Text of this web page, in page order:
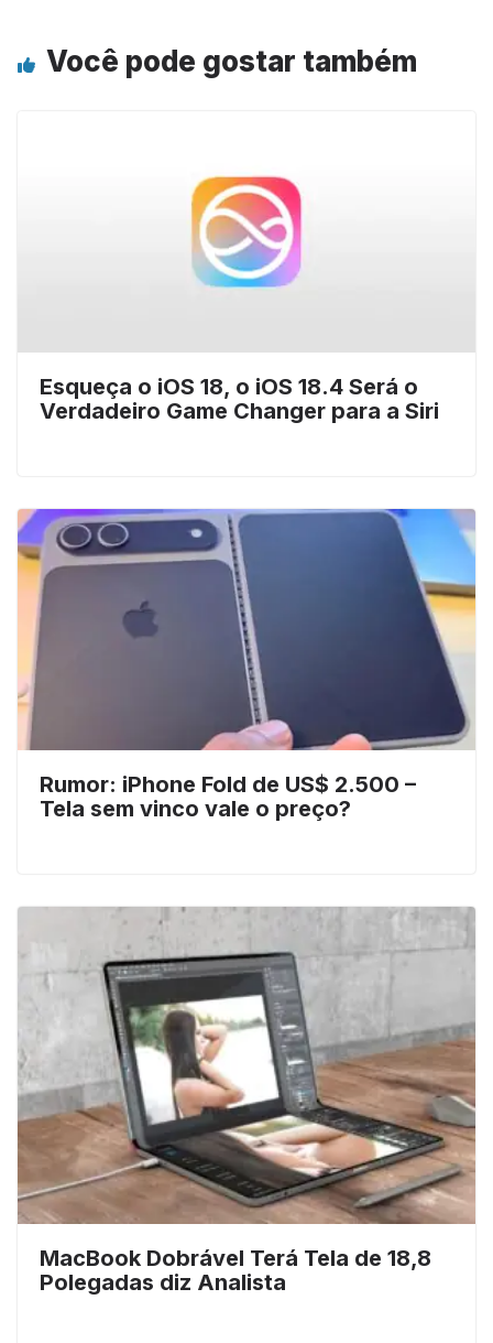
Você pode gostar também
Esqueça o iOS 18, o iOS 18.4 Será o
Verdadeiro Game Changer para a Siri
Rumor: iPhone Fold de US$ 2.500 –
Tela sem vinco vale o preço?
MacBook Dobrável Terá Tela de 18,8
Polegadas diz Analista